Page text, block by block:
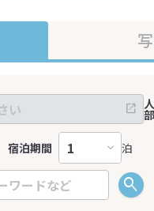
宿泊期間 泊